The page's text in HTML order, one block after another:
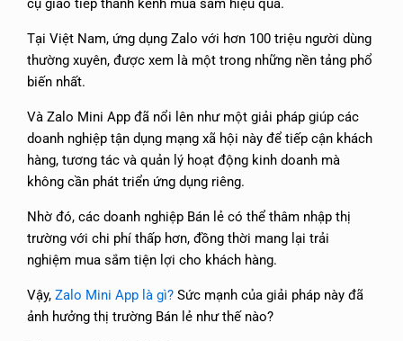
cụ giao tiếp thành kênh mua sắm hiệu quả.
Tại Việt Nam, ứng dụng Zalo với hơn 100 triệu người dùng
thường xuyên, được xem là một trong những nền tảng phổ
biến nhất.
Và Zalo Mini App đã nổi lên như một giải pháp giúp các
doanh nghiệp tận dụng mạng xã hội này để tiếp cận khách
hàng, tương tác và quản lý hoạt động kinh doanh mà
không cần phát triển ứng dụng riêng.
Nhờ đó, các doanh nghiệp Bán lẻ có thể thâm nhập thị
trường với chi phí thấp hơn, đồng thời mang lại trải
nghiệm mua sắm tiện lợi cho khách hàng.
Vậy, Zalo Mini App là gì? Sức mạnh của giải pháp này đã
ảnh hưởng thị trường Bán lẻ như thế nào?